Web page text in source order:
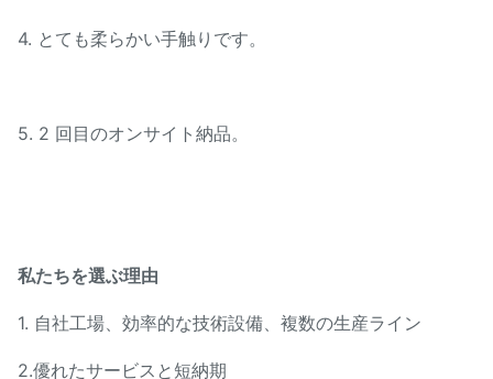
4. とても柔らかい手触りです。
5. 2 回目のオンサイト納品。
私たちを選ぶ理由
1. 自社工場、効率的な技術設備、複数の生産ライン
2.優れたサービスと短納期